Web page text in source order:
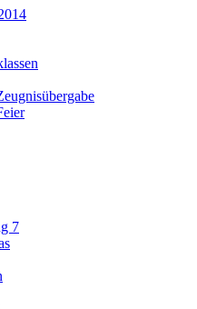
7